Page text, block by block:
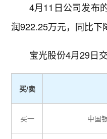
4月11日公司发布
润922.25万元，同比下
宝光股份4月29日
买/卖
买一 中国